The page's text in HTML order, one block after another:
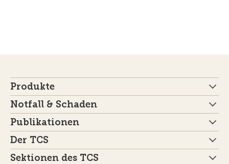
Produkte
Notfall & Schaden
Publikationen
Der TCS
Sektionen des TCS